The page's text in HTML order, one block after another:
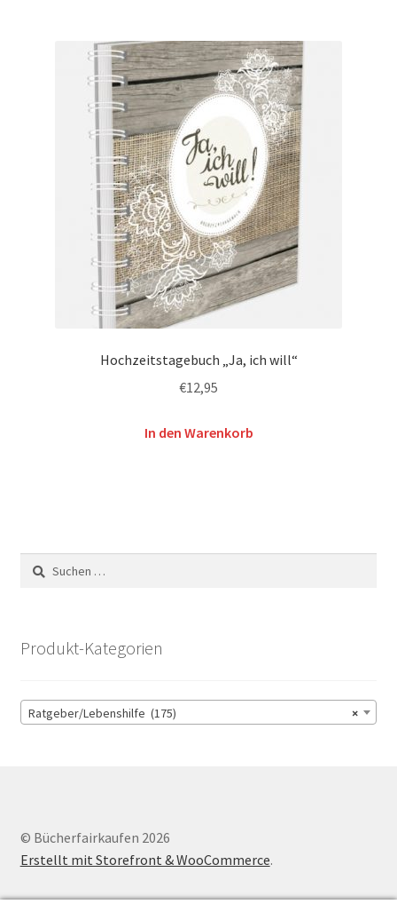
Hochzeitstagebuch „Ja, ich will“
€12,95
In den Warenkorb
Suchen
nach:
Produkt-Kategorien
×
Ratgeber/Lebenshilfe (175)
© Bücherfairkaufen 2026
Erstellt mit Storefront & WooCommerce.